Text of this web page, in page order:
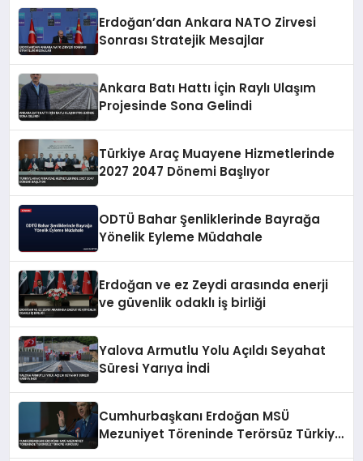
Erdoğan’dan Ankara NATO Zirvesi
Sonrası Stratejik Mesajlar
Ankara Batı Hattı İçin Raylı Ulaşım
Projesinde Sona Gelindi
Türkiye Araç Muayene Hizmetlerinde
2027 2047 Dönemi Başlıyor
ODTÜ Bahar Şenliklerinde Bayrağa
Yönelik Eyleme Müdahale
Erdoğan ve ez Zeydi arasında enerji
ve güvenlik odaklı iş birliği
Yalova Armutlu Yolu Açıldı Seyahat
Süresi Yarıya İndi
Cumhurbaşkanı Erdoğan MSÜ
Mezuniyet Töreninde Terörsüz Türkiye